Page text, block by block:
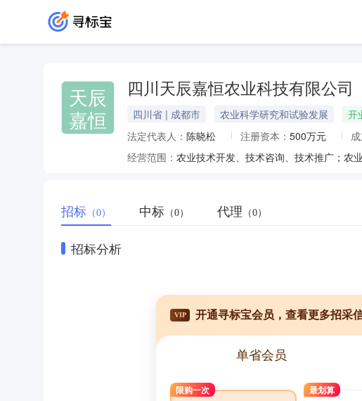
天辰
嘉恒
四川天辰嘉恒农业科技有限公司
四川省 | 成都市 农业科学研究和试验发展
开
法定代表人： 陈晓松 注册资本： 500万元
经营范围：
招标 （0） 中标 （0） 代理 （0）
招标分析
VIP 开通寻标宝会员，查看更多招采
单省会员
限购一次 最划算